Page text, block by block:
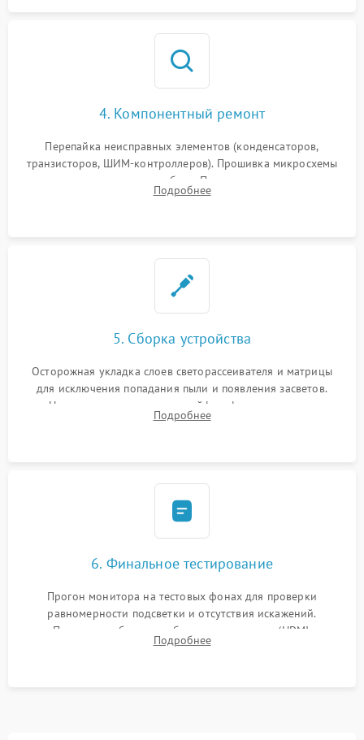
4. Компонентный ремонт
Перепайка неисправных элементов (конденсаторов,
транзисторов, ШИМ-контроллеров). Прошивка микросхемы
памяти при программных сбоях. При поломке подсветки —
разборка матрицы и замена выгоревших светодиодов.
Подробнее
5. Сборка устройства
Осторожная укладка слоев светорассеивателя и матрицы
для исключения попадания пыли и появления засветов.
Надежное подключение шлейфов, фиксация плат и
аккуратное защелкивание пластикового корпуса монитора.
Подробнее
6. Финальное тестирование
Прогон монитора на тестовых фонах для проверки
равномерности подсветки и отсутствия искажений.
Проверка работоспособности всех портов (HDMI,
DisplayPort, VGA) и кнопок управления под нагрузкой в
Подробнее